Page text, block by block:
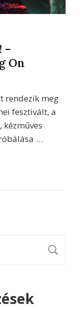
–
On
rendezik meg
fesztivált, a
…